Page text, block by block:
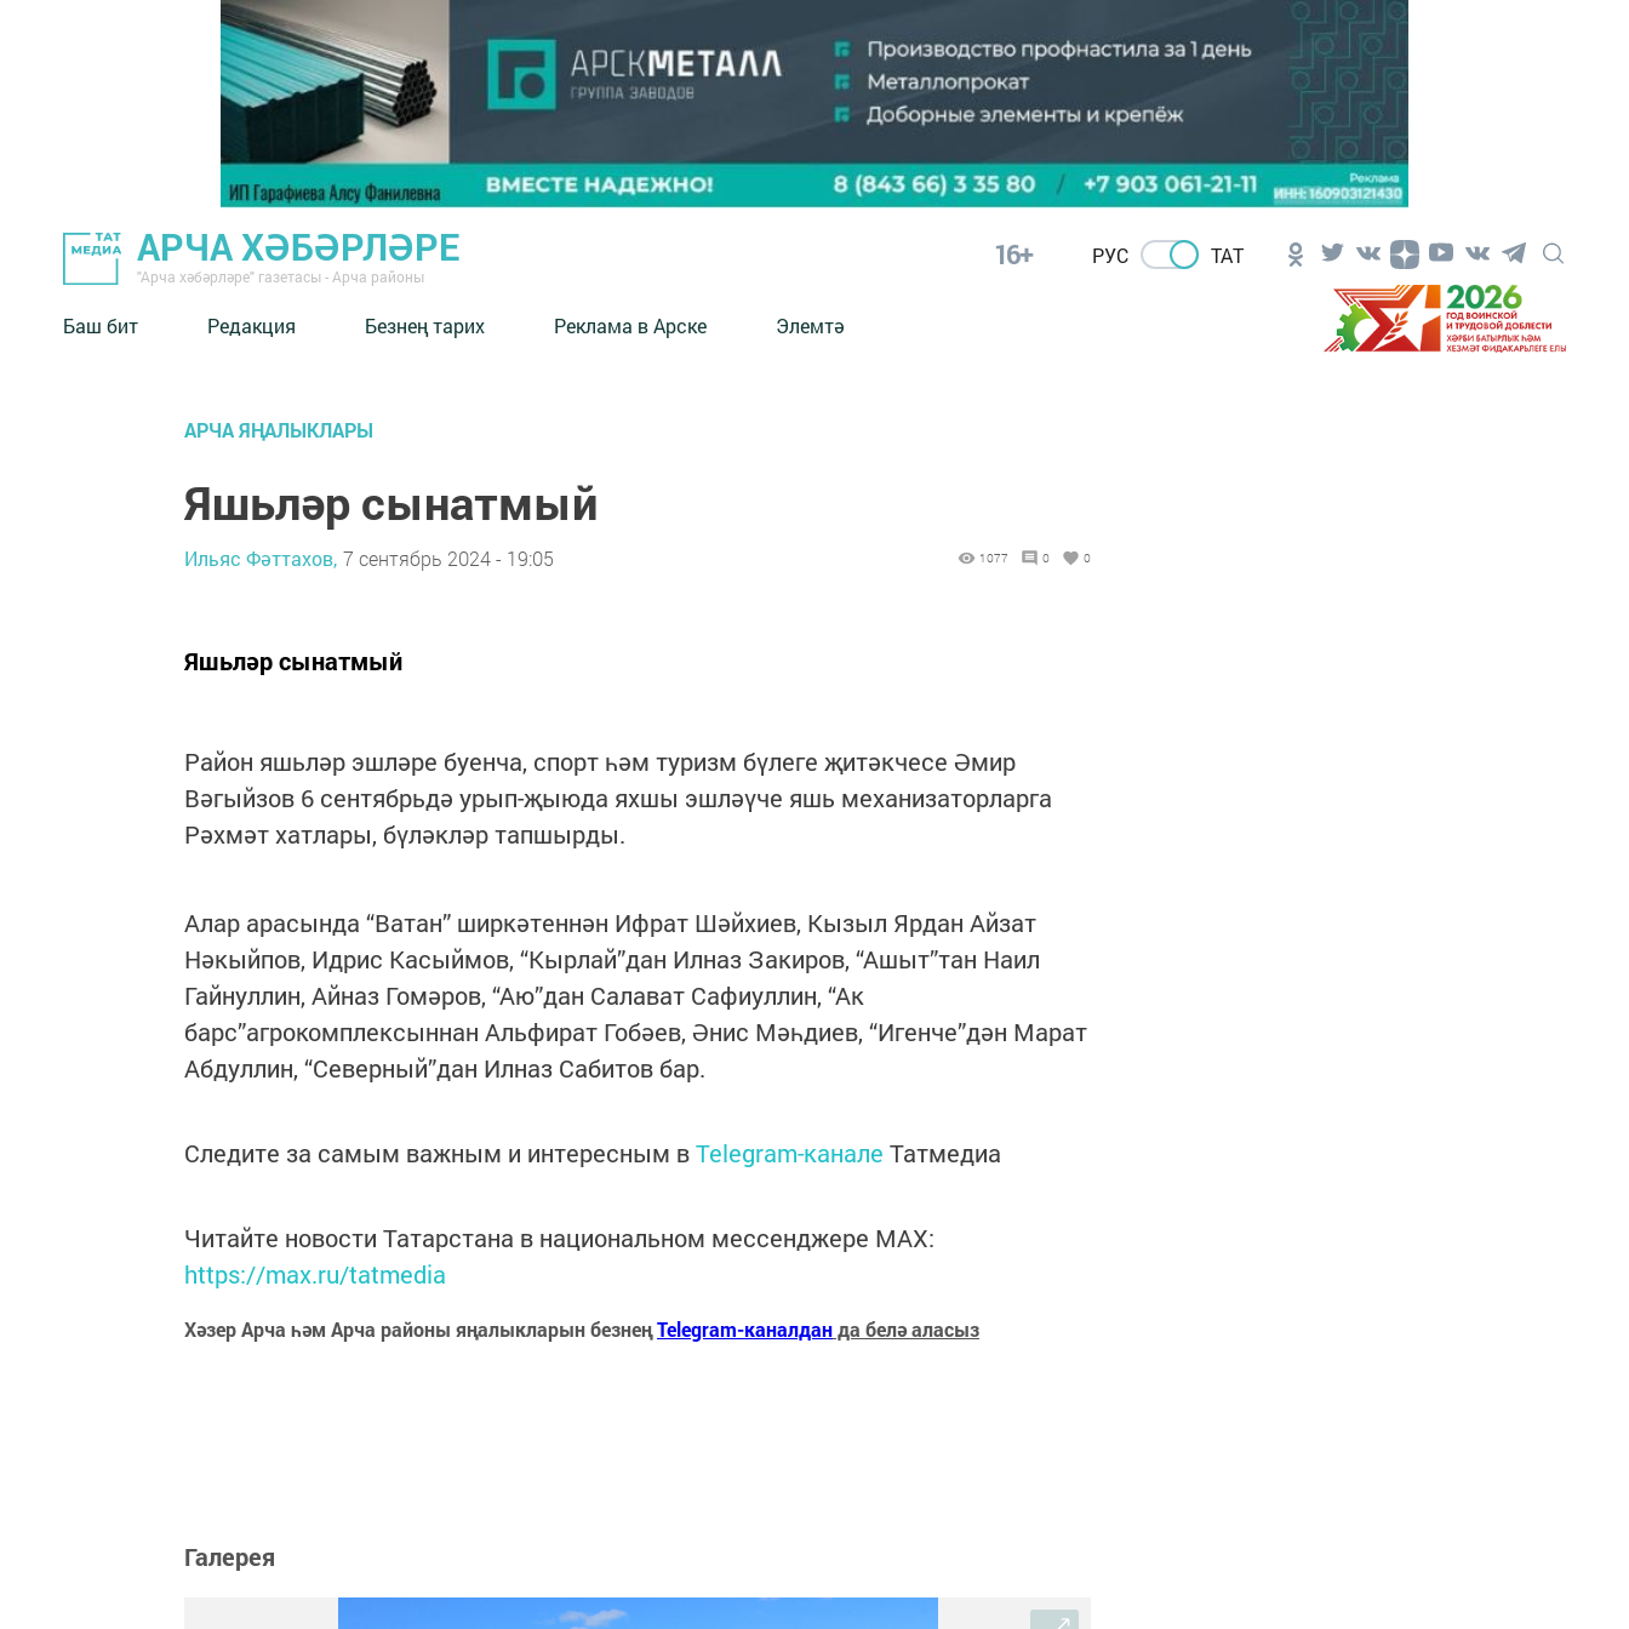
АРЧА ХӘБӘРЛӘРЕ
"Арча хәбәрләре" газетасы - Арча районы
16+ РУС ТАТ
Баш бит Редакция Безнең тарих Реклама в Арске Элемтә
АРЧА ЯҢАЛЫКЛАРЫ
Яшьләр сынатмый
Ильяс Фәттахов, 7 сентябрь 2024 - 19:05 1077 0 0
Яшьләр сынатмый
Район яшьләр эшләре буенча, спорт һәм туризм бүлеге җитәкчесе Әмир
Вәгыйзов 6 сентябрьдә урып-җыюда яхшы эшләүче яшь механизаторларга
Рәхмәт хатлары, бүләкләр тапшырды.
Алар арасында “Ватан” ширкәтеннән Ифрат Шәйхиев, Кызыл Ярдан Айзат
Нәкыйпов, Идрис Касыймов, “Кырлай”дан Илназ Закиров, “Ашыт”тан Наил
Гайнуллин, Айназ Гомәров, “Аю”дан Салават Сафиуллин, “Ак
барс”агрокомплексыннан Альфират Гобәев, Әнис Мәһдиев, “Игенче”дән Марат
Абдуллин, “Северный”дан Илназ Сабитов бар.
Следите за самым важным и интересным вTelegram-канале Татмедиа
Читайте новости Татарстана в национальном мессенджере MАХ:
https://max.ru/tatmedia
Хәзер Арча һәм Арча районы яңалыкларын безнеңTelegram-каналданда белә аласыз
Галерея